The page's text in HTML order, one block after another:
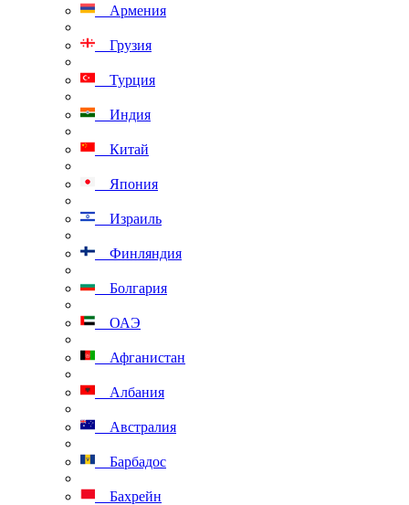
Армения
Грузия
Турция
Индия
Китай
Япония
Израиль
Финляндия
Болгария
ОАЭ
Афганистан
Албания
Австралия
Барбадос
Бахрейн